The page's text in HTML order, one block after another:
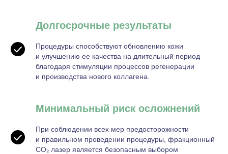
Долгосрочные результаты
Процедуры способствуют обновлению кожи
и улучшению ее качества на длительный период
благодаря стимуляции процессов регенерации
и производства нового коллагена.
Минимальный риск осложнений
При соблюдении всех мер предосторожности
и правильном проведении процедуры, фракционный
CO₂ лазер является безопасным выбором